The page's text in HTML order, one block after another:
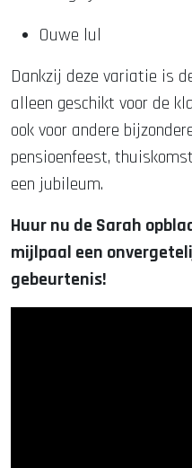
Ouwe lul
Dankzij deze variatie is
alleen geschikt voor de
ook voor andere
pensioenfeest,
een jubileum.
Huur nu de Sarah
mijlpaal een
gebeurtenis!